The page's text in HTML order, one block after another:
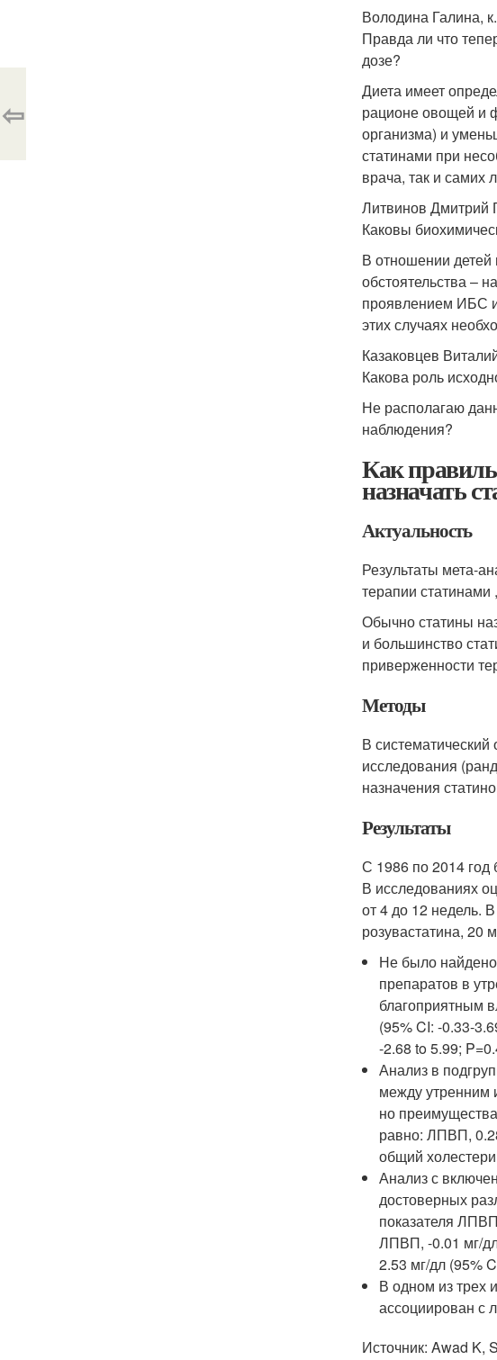
Володина Галина,
Правда ли что
дозе?
Диета имеет
рационе овощей и
организма) и
статинами при
врача, так и самих
Литвинов Дмитрий
Каковы
В отношении детей
обстоятельства –
проявлением ИБС
этих случаях
Казаковцев
Какова роль
Не располагаю
наблюдения?
Как
назначать
Актуальность
Результаты мета-
терапии
Обычно статины
и большинство
приверженности
Методы
В
исследования
назначения
Результаты
С 1986 по 2014 год
В исследованиях
от 4 до 12 недель.
розувастатина, 20
Не было
препаратов в
благоприятным
(95% CI: -0.33-
-2.68 to 5.99;
Анализ в
между утренним
но
равно: ЛПВП,
общий
Анализ с
достоверных
показателя
ЛПВП, -0.01 мг/
2.53 мг/дл (95%
В одном из трех
ассоциирован с
Источник: Awad K,
⇦